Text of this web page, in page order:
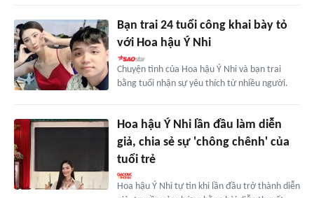
Bạn trai 24 tuổi công khai bày tỏ
với Hoa hậu Ý Nhi
Chuyện tình của Hoa hậu Ý Nhi và bạn trai
bằng tuổi nhận sự yêu thích từ nhiều người.
Hoa hậu Ý Nhi lần đầu làm diễn
giả, chia sẻ sự 'chông chênh' của
tuổi trẻ
Hoa hậu Ý Nhi tự tin khi lần đầu trở thành diễn